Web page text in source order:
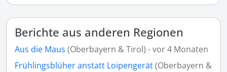
Berichte aus anderen Regionen
Aus die Maus (Oberbayern & Tirol) - vor 4 Monaten
Frühlingsblüher anstatt Loipengerät(Oberbayern &